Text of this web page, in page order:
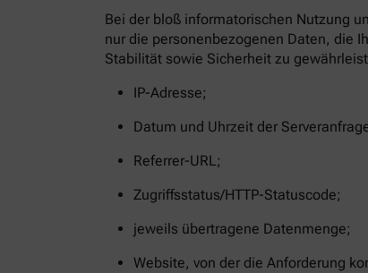
Bei der bloß informatorischen Nutzung
nur die personenbezogenen Daten, die
Stabilität sowie Sicherheit zu
IP-Adresse;
Datum und Uhrzeit der
Referrer-URL;
Zugriffsstatus/HTTP-Statuscode;
jeweils übertragene Datenmenge;
Website, von der die Anforderung